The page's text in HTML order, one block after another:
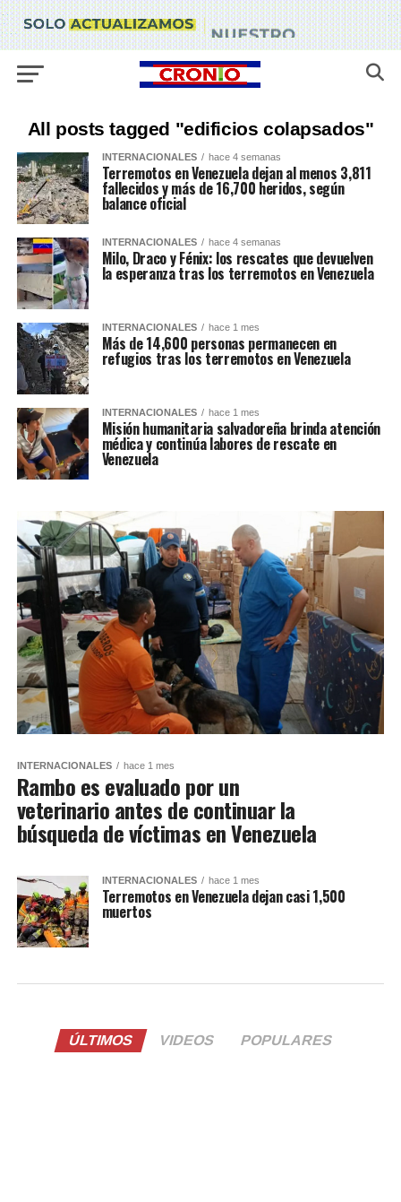
All posts tagged "edificios colapsados"
INTERNACIONALES hace 4 semanas
Terremotos en Venezuela dejan al menos 3,811
fallecidos y más de 16,700 heridos, según
balance oficial
INTERNACIONALES hace 4 semanas
Milo, Draco y Fénix: los rescates que devuelven
la esperanza tras los terremotos en Venezuela
INTERNACIONALES hace 1 mes
Más de 14,600 personas permanecen en
refugios tras los terremotos en Venezuela
INTERNACIONALES hace 1 mes
Misión humanitaria salvadoreña brinda atención
médica y continúa labores de rescate en
Venezuela
INTERNACIONALES hace 1 mes
Rambo es evaluado por un
veterinario antes de continuar la
búsqueda de víctimas en Venezuela
INTERNACIONALES hace 1 mes
Terremotos en Venezuela dejan casi 1,500
muertos
ÚLTIMOS VIDEOS POPULARES